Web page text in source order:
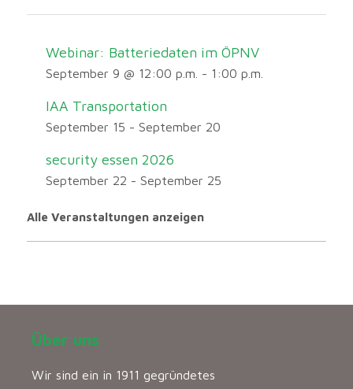
Webinar: Batteriedaten im ÖPNV
September 9 @ 12:00 p.m. - 1:00 p.m.
IAA Transportation
September 15 - September 20
security essen 2026
September 22 - September 25
Alle Veranstaltungen anzeigen
Über uns
Wir sind ein in 1911 gegründetes